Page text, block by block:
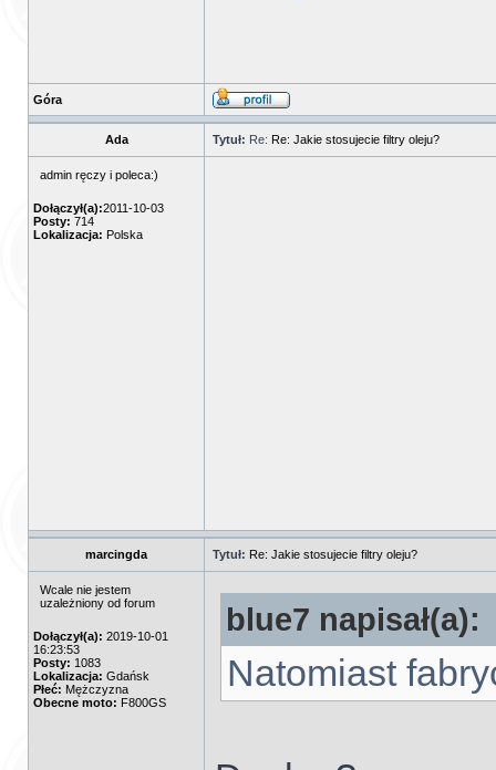
Góra
Ada Tytuł: Re: Re: Jakie stosujecie filtry oleju?
admin ręczy i poleca:)
Dołączył(a):2011-10-03
Posty: 714
Lokalizacja: Polska
marcingda Tytuł: Re: Jakie stosujecie filtry oleju?
Wcale nie jestem
uzależniony od forum
Dołączył(a): 2019-10-01
16:23:53
Posty: 1083
Lokalizacja: Gdańsk
Płeć: Mężczyzna
Obecne moto: F800GS
blue7 napisał(a):
Natomiast